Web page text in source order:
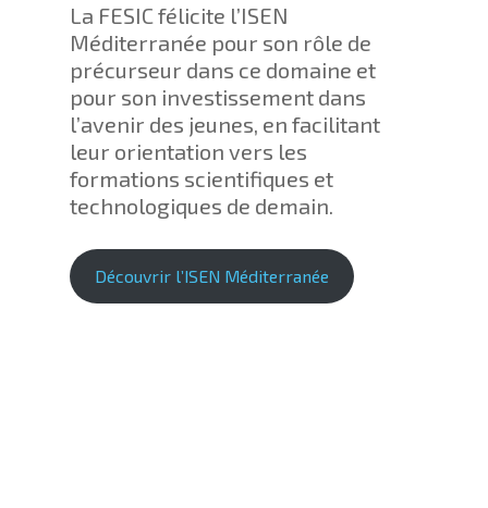
La FESIC félicite l’ISEN
Méditerranée pour son rôle de
précurseur dans ce domaine et
pour son investissement dans
l’avenir des jeunes, en facilitant
leur orientation vers les
formations scientifiques et
technologiques de demain.
Découvrir l’ISEN Méditerranée